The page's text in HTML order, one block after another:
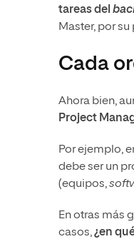
tareas del
Master, por
Cada
Ahora bien,
Project
Por ejemplo,
debe ser un
(equipos,
En otras más
casos,¿en